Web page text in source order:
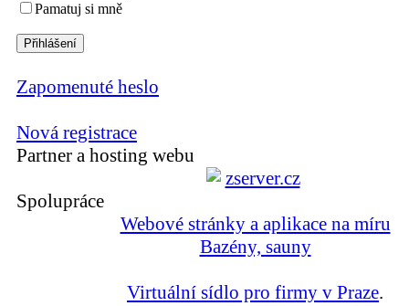
Pamatuj si mně
Zapomenuté heslo
Nová registrace
Partner a hosting webu
Spolupráce
Webové stránky a aplikace na míru
Bazény, sauny
Virtuální sídlo pro firmy v Praze.